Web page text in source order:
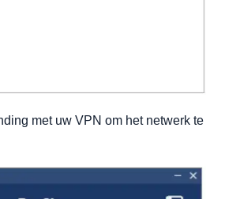
met uw VPN om het netwerk te